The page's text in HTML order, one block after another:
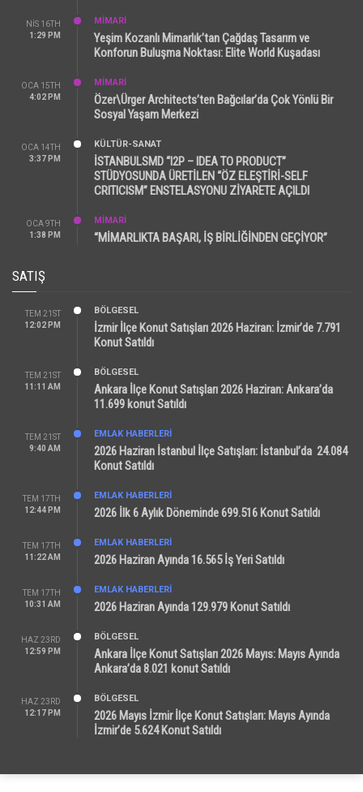
NIS 16TH
1:29 PM
MİMARİ
Yeşim Kozanlı Mimarlık’tan Çağdaş Tasarım ve
Konforun Buluşma Noktası: Elite World Kuşadası
OCA 15TH
4:02 PM
MİMARİ
Özer\Ürger Architects’ten Bağcılar’da Çok Yönlü Bir
Sosyal Yaşam Merkezi
OCA 14TH
3:37 PM
KÜLTÜR-SANAT
İSTANBULSMD “I2P – IDEA TO PRODUCT”
STÜDYOSUNDA ÜRETİLEN “ÖZ ELEŞTİRİ-SELF
CRITICISM” ENSTELASYONU ZİYARETE AÇILDI
OCA 9TH
1:38 PM
MİMARİ
“MİMARLIKTA BAŞARI, İŞ BİRLİĞİNDEN GEÇİYOR”
SATIŞ
TEM 21ST
12:02 PM
BÖLGESEL
İzmir İlçe Konut Satışları 2026 Haziran: İzmir’de 7.791
Konut Satıldı
TEM 21ST
11:11 AM
BÖLGESEL
Ankara İlçe Konut Satışları 2026 Haziran: Ankara’da
11.699 konut Satıldı
TEM 21ST
9:40 AM
EMLAK HABERLERI
2026 Haziran İstanbul İlçe Satışları: İstanbul’da 24.084
Konut Satıldı
TEM 17TH
12:44 PM
EMLAK HABERLERI
2026 İlk 6 Aylık Döneminde 699.516 Konut Satıldı
TEM 17TH
11:22 AM
EMLAK HABERLERI
2026 Haziran Ayında 16.565 İş Yeri Satıldı
TEM 17TH
10:31 AM
EMLAK HABERLERI
2026 Haziran Ayında 129.979 Konut Satıldı
HAZ 23RD
12:59 PM
BÖLGESEL
Ankara İlçe Konut Satışları 2026 Mayıs: Mayıs Ayında
Ankara’da 8.021 konut Satıldı
HAZ 23RD
12:17 PM
BÖLGESEL
2026 Mayıs İzmir İlçe Konut Satışları: Mayıs Ayında
İzmir’de 5.624 Konut Satıldı